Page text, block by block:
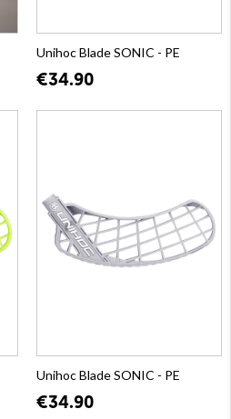
Unihoc Blade SONIC - PE
€34.90
Unihoc Blade SONIC - PE
€34.90